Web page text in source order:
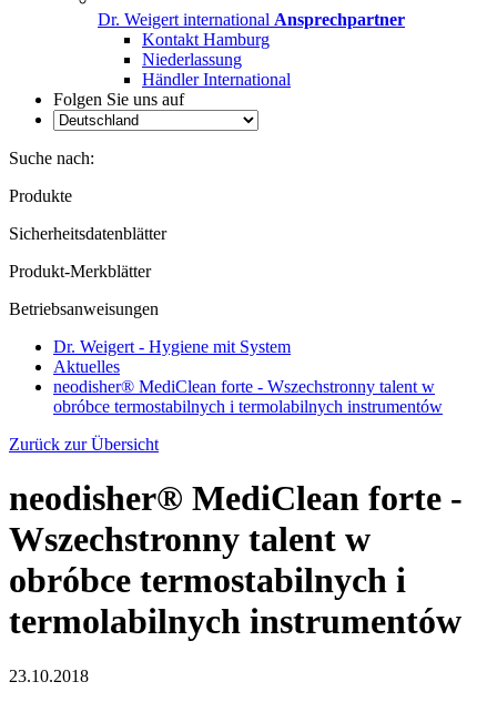
Dr. Weigert international Ansprechpartner
Kontakt Hamburg
Niederlassung
Händler International
Folgen Sie uns auf
Suche nach:
Produkte
Sicherheitsdatenblätter
Produkt-Merkblätter
Betriebsanweisungen
Dr. Weigert - Hygiene mit System
Aktuelles
neodisher® MediClean forte - Wszechstronny talent w
obróbce termostabilnych i termolabilnych instrumentów
Zurück zur Übersicht
neodisher® MediClean forte -
Wszechstronny talent w
obróbce termostabilnych i
termolabilnych instrumentów
23.10.2018